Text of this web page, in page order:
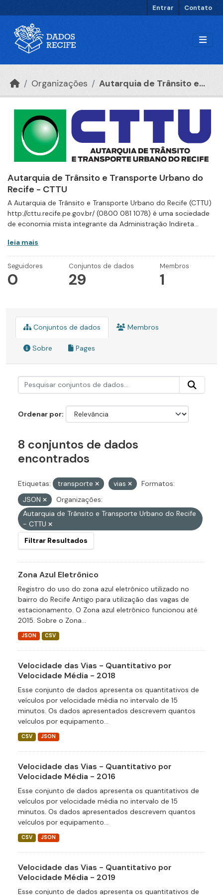
Entrar Contato
Organizações Autarquia de Trânsito e...
Autarquia de Trânsito e Transporte Urbano do
Recife - CTTU
A Autarquia de Trânsito e Transporte Urbano do Recife (CTTU)
http://cttu.recife.pe.gov.br/ (0800 081 1078) é uma sociedade
de economia mista integrante da Administração Indireta...
leia mais
Seguidores
0
Conjuntos de dados
29
Membros
1
Conjuntos de dados Membros
Sobre Pages
Ordenar por
8 conjuntos de dados
encontrados
Etiquetas: transporte vias
Formatos:
JSON
Organizações:
Autarquia de Trânsito e Transporte Urbano do Recife
- CTTU
Filtrar Resultados
Zona Azul Eletrônico
Registro do uso do zona azul eletrônico utilizado no
bairro do Recife Antigo para utilização das vagas de
estacionamento. O Zona azul eletrônico funcionou até
2015. Sobre o Zona...
JSON CSV
Velocidade das Vias - Quantitativo por
Velocidade Média - 2018
Esse conjunto de dados apresenta os quantitativos de
veículos por velocidade média no intervalo de 15
minutos. Os dados apresentados descrevem quantos
veículos por equipamento...
CSV JSON
Velocidade das Vias - Quantitativo por
Velocidade Média - 2016
Esse conjunto de dados apresenta os quantitativos de
veículos por velocidade média no intervalo de 15
minutos. Os dados apresentados descrevem quantos
veículos por equipamento...
CSV JSON
Velocidade das Vias - Quantitativo por
Velocidade Média - 2019
Esse conjunto de dados apresenta os quantitativos de